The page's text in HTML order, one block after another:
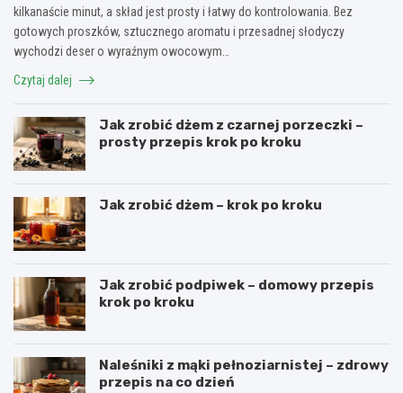
kilkanaście minut, a skład jest prosty i łatwy do kontrolowania. Bez
gotowych proszków, sztucznego aromatu i przesadnej słodyczy
wychodzi deser o wyraźnym owocowym…
Czytaj dalej
Jak zrobić dżem z czarnej porzeczki –
prosty przepis krok po kroku
Jak zrobić dżem – krok po kroku
Jak zrobić podpiwek – domowy przepis
krok po kroku
Naleśniki z mąki pełnoziarnistej – zdrowy
przepis na co dzień